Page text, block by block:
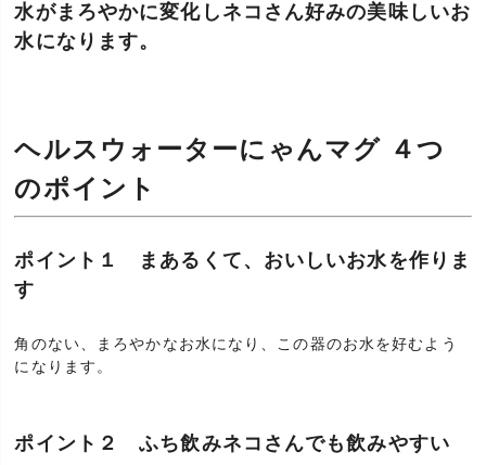
水がまろやかに変化しネコさん好みの美味しいお
水になります。
ヘルスウォーターにゃんマグ ４つ
のポイント
ポイント１ まあるくて、おいしいお水を作りま
す
角のない、まろやかなお水になり、この器のお水を好むよう
になります。
ポイント２ ふち飲みネコさんでも飲みやすい